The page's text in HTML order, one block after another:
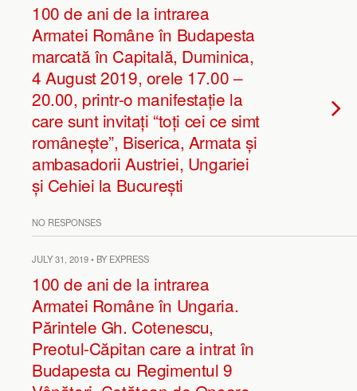
100 de ani de la intrarea
Armatei Române în Budapesta
marcată în Capitală, Duminica,
4 August 2019, orele 17.00 –
20.00, printr-o manifestație la
care sunt invitați “toți cei ce simt
românește”, Biserica, Armata și
ambasadorii Austriei, Ungariei
și Cehiei la București
NO RESPONSES
JULY 31, 2019 • BY EXPRESS
100 de ani de la intrarea
Armatei Române în Ungaria.
Părintele Gh. Cotenescu,
Preotul-Căpitan care a intrat în
Budapesta cu Regimentul 9